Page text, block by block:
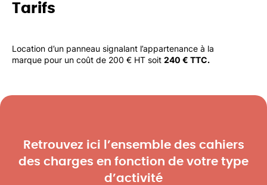
Tarifs
Location d’un panneau signalant l’appartenance à la
marque pour un coût de 200 € HT soit 240 € TTC.
Retrouvez ici l’ensemble des cahiers
des charges en fonction de votre type
d’activité